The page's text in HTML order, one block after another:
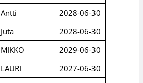
Antti
2028-06-30
Juta
2028-06-30
MIKKO
2029-06-30
LAURI
2027-06-30